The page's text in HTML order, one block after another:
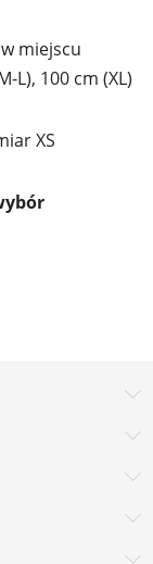
miejscu
L), 100 cm (XL)
XS